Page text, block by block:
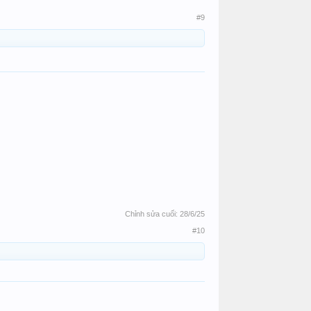
#9
Chỉnh sửa cuối: 28/6/25
#10